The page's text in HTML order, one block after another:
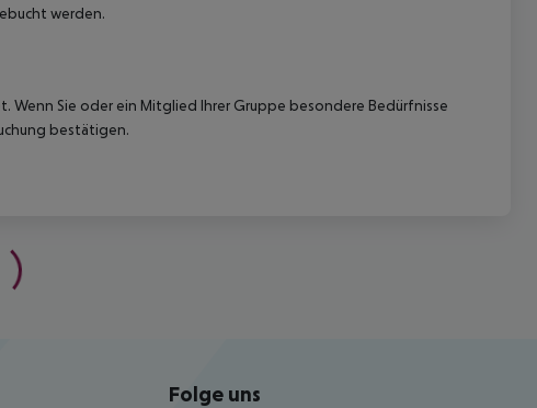
werden.
Sie oder ein Mitglied Ihrer Gruppe besondere Bedürfnisse
bestätigen.
Folge uns